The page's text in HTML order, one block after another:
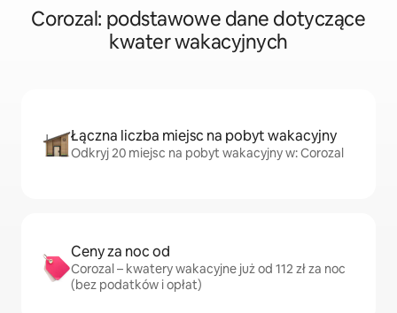
Corozal: podstawowe dane dotyczące
kwater wakacyjnych
Łączna liczba miejsc na pobyt wakacyjny
Odkryj 20 miejsc na pobyt wakacyjny w: Corozal
Ceny za noc od
Corozal – kwatery wakacyjne już od 112 zł za noc
(bez podatków i opłat)